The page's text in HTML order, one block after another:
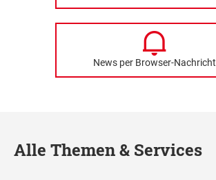
News per Browser-Nachricht
Alle Themen & Services